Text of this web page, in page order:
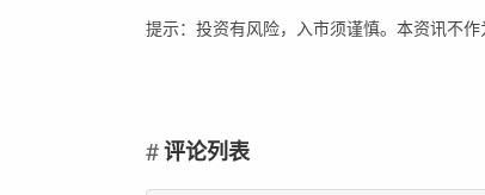
提示：投资有风险，入市须谨慎。本资讯不作
评论列表